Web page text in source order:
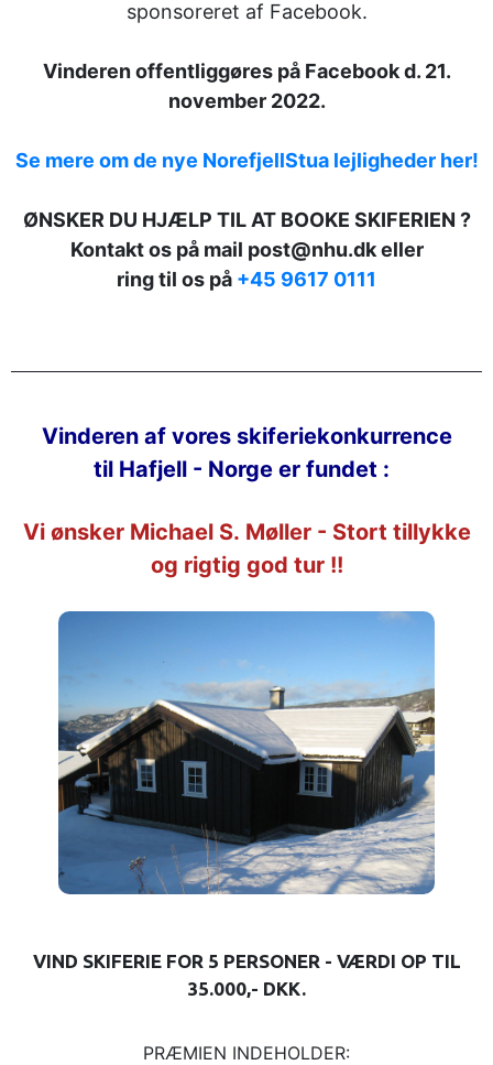
sponsoreret af Facebook.
Vinderen offentliggøres på Facebook d. 21.
november 2022.
Se mere om de nye NorefjellStua lejligheder her!
ØNSKER DU HJÆLP TIL AT BOOKE SKIFERIEN ?
Kontakt os på mail post@nhu.dk eller
ring til os på +45 9617 0111
Vinderen af vores skiferiekonkurrence
til Hafjell - Norge er fundet :
Vi ønsker Michael S. Møller - Stort tillykke
og rigtig god tur !!
VIND SKIFERIE FOR 5 PERSONER - VÆRDI OP TIL
35.000,- DKK.
PRÆMIEN INDEHOLDER: